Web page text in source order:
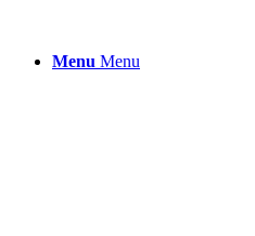
Menu Menu